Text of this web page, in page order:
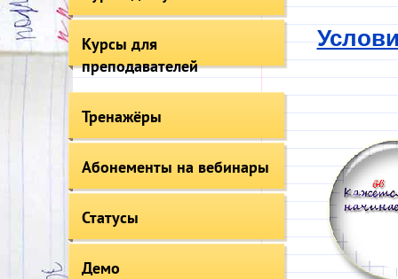
Курсы для
преподавателей
Тренажёры
Абонементы на вебинары
Статусы
Демо